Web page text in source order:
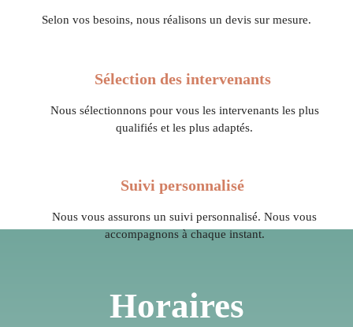
Selon vos besoins, nous réalisons un devis sur mesure.
Sélection des intervenants
Nous sélectionnons pour vous les intervenants les plus
qualifiés et les plus adaptés.
Suivi personnalisé
Nous vous assurons un suivi personnalisé. Nous vous
accompagnons à chaque instant.
Horaires